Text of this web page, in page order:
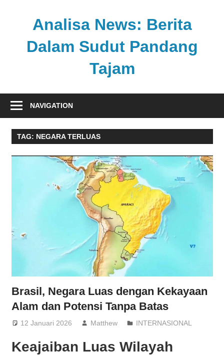
Analisa News: Berita
Dalam Sudut Pandang
Tajam
kritis
akurat
dari
NAVIGATION
TAG: NEGARA TERLUAS
Brasil, Negara Luas dengan Kekayaan
Alam dan Potensi Tanpa Batas
12 Januari 2026 Matthew INTERNASIONAL
Keajaiban Luas Wilayah